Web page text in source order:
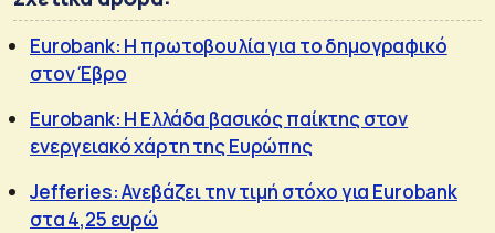
Eurobank: Η πρωτοβουλία για το δημογραφικό
στον Έβρο
Eurobank: Η Ελλάδα βασικός παίκτης στον
ενεργειακό χάρτη της Ευρώπης
Jefferies: Ανεβάζει την τιμή στόχο για Eurobank
στα 4,25 ευρώ